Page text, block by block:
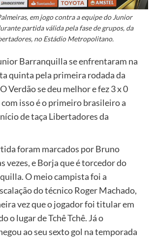
em jogo contra a equipe do Junior
partida válida pela fase de grupos, da
no Estádio Metropolitano.
Barranquilla se enfrentaram na
quinta pela primeira rodada da
Verdão se deu melhor e fez 3 x 0
com isso é o primeiro brasileiro a
de taça Libertadores da
foram marcados por Bruno
vezes, e Borja que é torcedor do
O meio campista foi a
do técnico Roger Machado,
vez que o jogador foi titular em
o lugar de Tchê Tchê. Já o
ao seu sexto gol na temporada